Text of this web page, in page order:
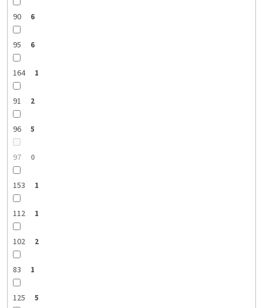
90 6
95 6
164 1
91 2
96 5
97 0
153 1
112 1
102 2
83 1
125 5